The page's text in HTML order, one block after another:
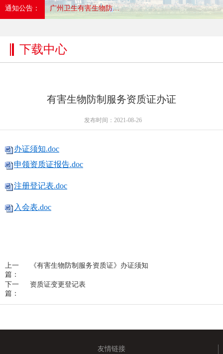
通知公告： 广州卫生有害生物防制协会关于召开第五届第二十会员代表大会暨协会成立25周年大会的通知
下载中心
有害生物防制服务资质证办证
发布时间：2021-08-26
办证须知.doc
申领资质证报告.doc
注册登记表.doc
入会表.doc
上一
篇：
《有害生物防制服务资质证》办证须知
下一
篇：
资质证变更登记表
友情链接